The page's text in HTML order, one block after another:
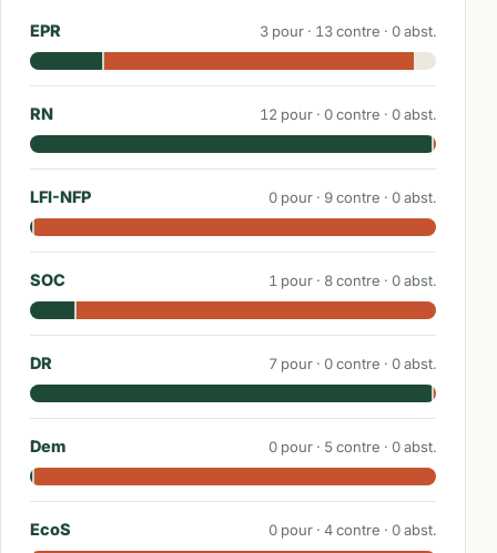
EPR 3 pour · 13contre · 0abst.
RN 12 pour · 0contre · 0abst.
LFI-NFP 0 pour · 9contre · 0abst.
SOC 1 pour · 8contre · 0abst.
DR 7 pour · 0contre · 0abst.
Dem 0 pour · 5contre · 0abst.
EcoS 0 pour · 4contre · 0abst.